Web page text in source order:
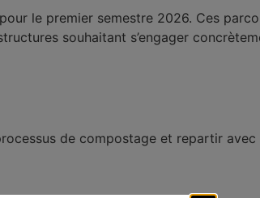
le premier semestre 2026. Ces
souhaitant s’engager
de compostage et repartir avec